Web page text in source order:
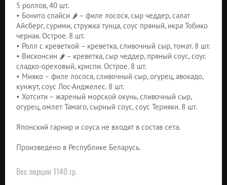
5 роллов, 40 шт.
• Бонито спайси 🌶 – филе лосося, сыр чеддер, салат
Айсберг, сурими, стружка тунца, соус пряный, икра Тобико
черная. Острое. 8 шт.
• Ролл с креветкой – креветка, сливочный сыр, томат. 8 шт.
• Висконсин 🌶 – креветка, сыр чеддер, пряный соус, соус
сладко-ореховый, криспи. Острое. 8 шт.
• Мияко – филе лосося, сливочный сыр, огурец, авокадо,
кунжут, соус Лос-Анджелес. 8 шт.
• Хотсити – жареный морской окунь, сливочный сыр,
огурец, омлет Тамаго, сырный соус, соус Терияки. 8 шт.
Японский гарнир и соуса не входят в состав сета.
Произведено в Республике Беларусь.
Вес порции 1140 гр.